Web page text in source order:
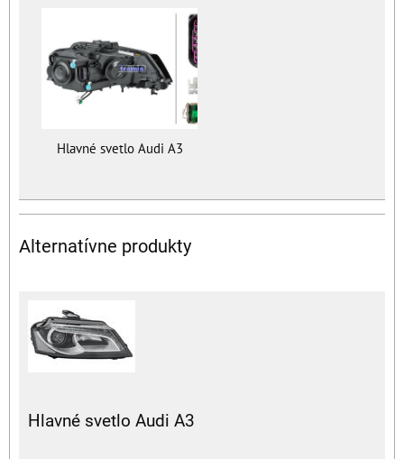
Hlavné svetlo Audi A3
Alternatívne produkty
Hlavné svetlo Audi A3